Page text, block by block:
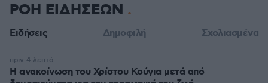
ΡΟΗ ΕΙΔΗΣΕΩΝ
Ειδήσεις Δημοφιλή Σχολιασμένα
Η ανακοίνωση του Χρίστου Κούγια μετά από
πριν 4 λεπτά